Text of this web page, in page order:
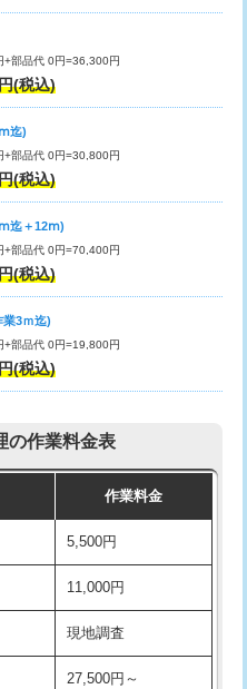
部品代 0円=36,300円
(税込)
迄)
部品代 0円=30,800円
(税込)
迄＋12ⅿ)
部品代 0円=70,400円
(税込)
業3ｍ迄)
部品代 0円=19,800円
(税込)
の作業料金表
作業料金
5,500円
11,000円
現地調査
27,500円～